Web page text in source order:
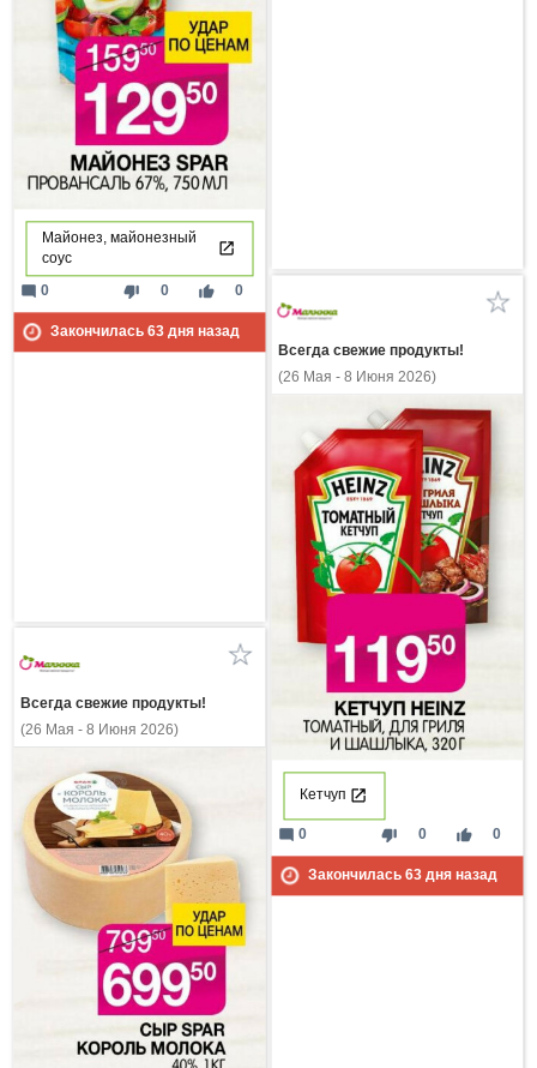
Майонез, майонезный
соус
thumb_down 0 thumb_up 0
mode_comment 0
Закончилась 63дня назад
Всегда свежие продукты!
(26 Мая - 8 Июня 2026)
Кетчуп
thumb_down 0 thumb_up 0
mode_comment 0
Закончилась 63дня назад
Всегда свежие продукты!
(26 Мая - 8 Июня 2026)